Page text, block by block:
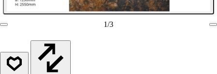
1/3